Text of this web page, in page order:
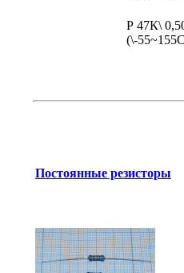
Р 47К\
(\-
Постоянные резисторы